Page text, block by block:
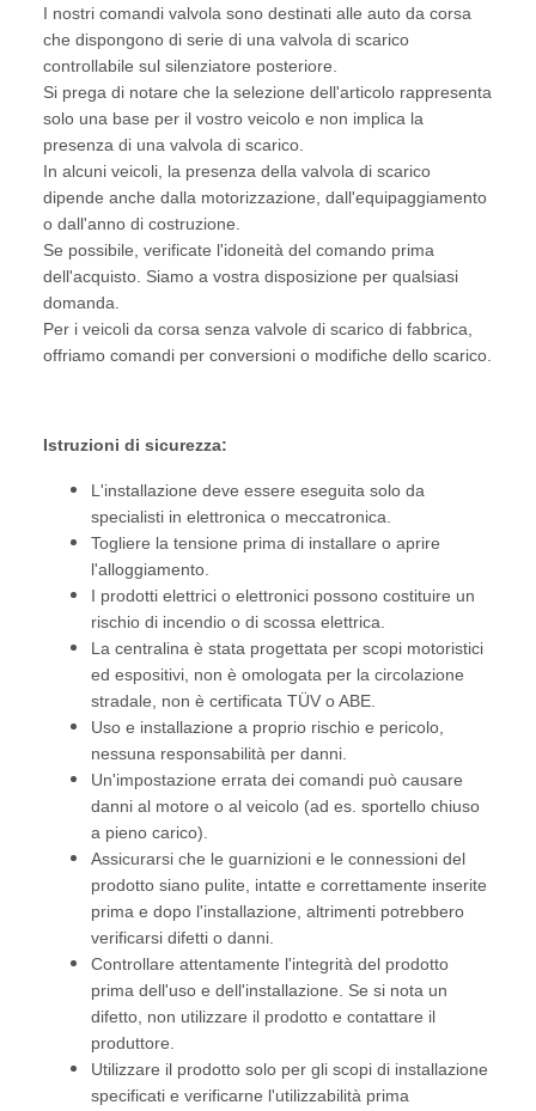
I nostri comandi valvola sono destinati alle auto da corsa
che dispongono di serie di una valvola di scarico
controllabile sul silenziatore posteriore.
Si prega di notare che la selezione dell'articolo rappresenta
solo una base per il vostro veicolo e non implica la
presenza di una valvola di scarico.
In alcuni veicoli, la presenza della valvola di scarico
dipende anche dalla motorizzazione, dall'equipaggiamento
o dall'anno di costruzione.
Se possibile, verificate l'idoneità del comando prima
dell'acquisto. Siamo a vostra disposizione per qualsiasi
domanda.
Per i veicoli da corsa senza valvole di scarico di fabbrica,
offriamo comandi per conversioni o modifiche dello scarico.
Istruzioni di sicurezza:
L'installazione deve essere eseguita solo da
specialisti in elettronica o meccatronica.
Togliere la tensione prima di installare o aprire
l'alloggiamento.
I prodotti elettrici o elettronici possono costituire un
rischio di incendio o di scossa elettrica.
La centralina è stata progettata per scopi motoristici
ed espositivi, non è omologata per la circolazione
stradale, non è certificata TÜV o ABE.
Uso e installazione a proprio rischio e pericolo,
nessuna responsabilità per danni.
Un'impostazione errata dei comandi può causare
danni al motore o al veicolo (ad es. sportello chiuso
a pieno carico).
Assicurarsi che le guarnizioni e le connessioni del
prodotto siano pulite, intatte e correttamente inserite
prima e dopo l'installazione, altrimenti potrebbero
verificarsi difetti o danni.
Controllare attentamente l'integrità del prodotto
prima dell'uso e dell'installazione. Se si nota un
difetto, non utilizzare il prodotto e contattare il
produttore.
Utilizzare il prodotto solo per gli scopi di installazione
specificati e verificarne l'utilizzabilità prima